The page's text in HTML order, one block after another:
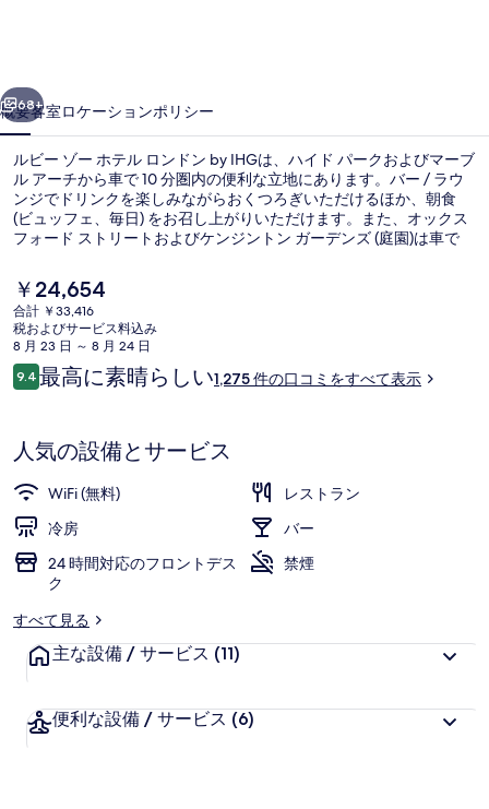
ル
ロ
ン
ド
ン
by
IHG
の
写
ギ
ャ
ラ
リ
次へ
68+
概要客室ロケーションポリシー
ルビー ゾー ホテル ロンドン by IHGは、ハイド パークおよびマーブ
ル アーチから車で 10 分圏内の便利な立地にあります。バー / ラウ
ンジでドリンクを楽しみながらおくつろぎいただけるほか、朝食
(ビュッフェ、毎日) をお召し上がりいただけます。また、オックス
フォード ストリートおよびケンジントン ガーデンズ (庭園)は車で
る点を気に入っています。地下鉄ノッティング ヒル ゲート駅まで
は 6 分で、地下鉄ホランド パーク駅までは 7 分です。
現
在
の
料
金
は
す
￥24,654
合計 ￥33,416
税およびサービス料込み
8 月 23 日 ～ 8 月 24 日
口
コ
9.410段階中9.4
最高に素晴らしい1,275 件の口コミをすべて表示
人気の設備とサービス
WiFi (無料)
レストラン
冷房
バー
24 時間対応のフロントデス
ク
禁煙
すべて見る
主な設備 / サービス (11)
便利な設備 / サービス (6)